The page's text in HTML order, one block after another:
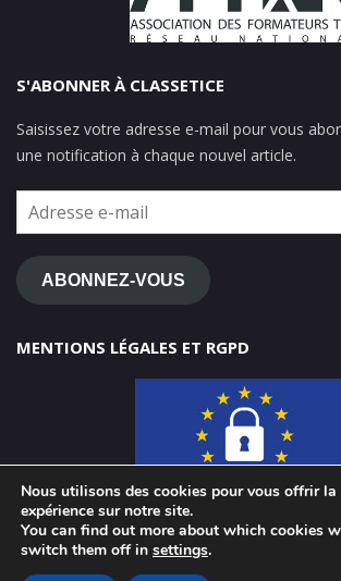
S'ABONNER À CLASSETICE
Saisissez votre adresse e-mail pour vous
une notification à chaque nouvel article.
Adresse
e-
mail
ABONNEZ-VOUS
MENTIONS LÉGALES ET RGPD
© 2026 ClasseTICE 1d
Nous utilisons des cookies pour vous offrir la
expérience sur notre site.
You can find out more about which cookies
switch them off in settings.